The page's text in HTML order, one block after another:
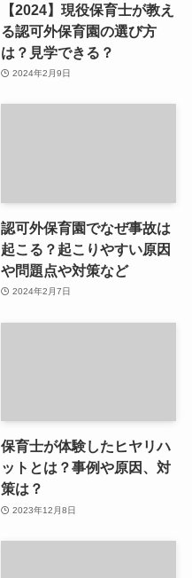
【2024】現役保育士が教え
る認可外保育園の選び方
は？見学できる？
2024年2月9日
認可外保育園でなぜ事故は
起こる？起こりやすい原因
や問題点や対策など
2024年2月7日
保育士が体験したヒヤリハ
ットとは？事例や原因、対
策は？
2023年12月8日